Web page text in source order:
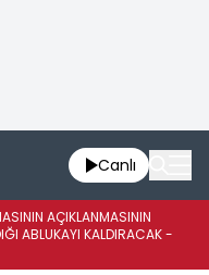
Canlı
AÇIKLANMASININ
ABLUKAYI KALDIRACAK -